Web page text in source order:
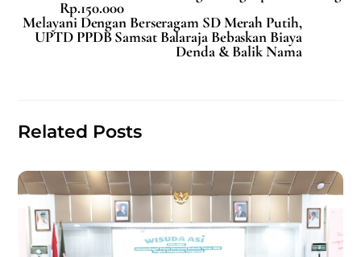
b
o
A
p
Rp.150.000
Melayani Dengan Berseragam SD Merah Putih,
UPTD PPDB Samsat Balaraja Bebaskan Biaya
Denda & Balik Nama
Related Posts